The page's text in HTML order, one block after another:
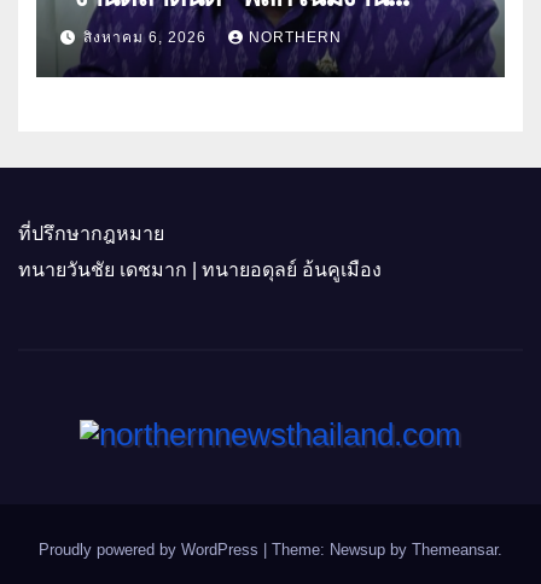
“เกษตรรุ่งเรืองเมืองสองแคว 69” มุ่ง
ประโยชน์เกษตรกร ดึงนวัตกรรม-จับ
คู่ธุรกิจดันสินค้าเกษตรสู่สากล (คลิป)
สิงหาคม 6, 2026 NORTHERN
ที่ปรึกษากฎหมาย
ทนายวันชัย เดชมาก | ทนายอดุลย์ อ้นคูเมือง
Proudly powered by WordPress | Theme: Newsup by Themeansar.